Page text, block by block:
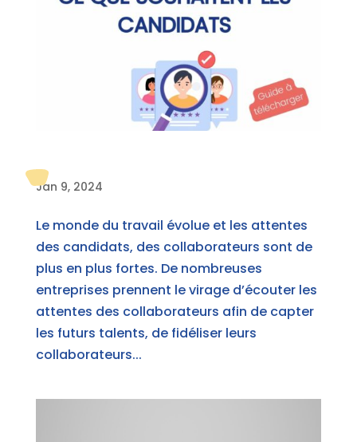
Jan 9, 2024
Le monde du travail évolue et les attentes
des candidats, des collaborateurs sont de
plus en plus fortes. De nombreuses
entreprises prennent le virage d’écouter les
attentes des collaborateurs afin de capter
les futurs talents, de fidéliser leurs
collaborateurs...